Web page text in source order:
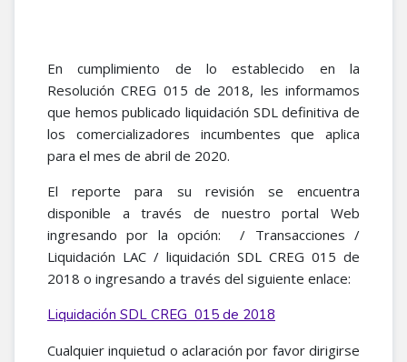
En cumplimiento de lo establecido en la
Resolución CREG 015 de 2018, les informamos
que hemos publicado liquidación SDL definitiva de
los comercializadores incumbentes que aplica
para el mes de abril de 2020.
El reporte para su revisión se encuentra
disponible a través de nuestro portal Web
ingresando por la opción: / Transacciones /
Liquidación LAC / liquidación SDL CREG 015 de
2018 o ingresando a través del siguiente enlace:
Liquidación SDL CREG 015 de 2018
Cualquier inquietud o aclaración por favor dirigirse